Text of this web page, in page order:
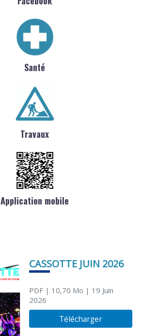
Santé
Travaux
Application mobile
CASSOTTE JUIN 2026
PDF| 10,70 Mo | 19 Juin
2026
Télécharger